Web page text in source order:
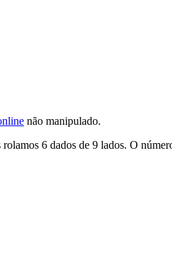
não manipulado.
6 dados de 9 lados. O